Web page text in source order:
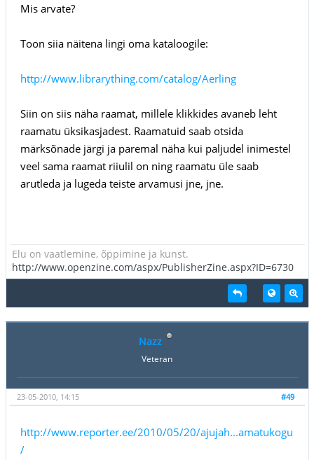
Mis arvate?
Toon siia näitena lingi oma kataloogile:
http://www.librarything.com/catalog/Aerling
Siin on siis näha raamat, millele klikkides avaneb leht
raamatu üksikasjadest. Raamatuid saab otsida
märksõnade järgi ja paremal näha kui paljudel inimestel
veel sama raamat riiulil on ning raamatu üle saab
arutleda ja lugeda teiste arvamusi jne, jne.
Elu on vaatlemine, õppimine ja kunst.
http://www.openzine.com/aspx/PublisherZine.aspx?ID=6730
Nazz
Veteran
#49
23-05-2010, 14:15
http://www.reporter.ee/2010/05/20/ajujah...amatukogu
/